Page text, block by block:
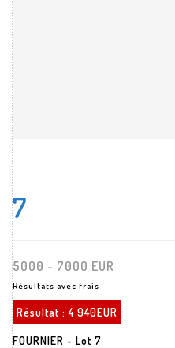
7
5000 - 7000 EUR
Résultats avec frais
Résultat :4 940EUR
FOURNIER - Lot 7